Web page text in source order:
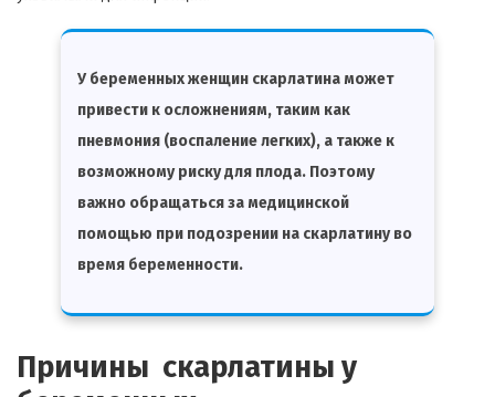
У беременных женщин скарлатина может
привести к осложнениям, таким как
пневмония (воспаление легких), а также к
возможному риску для плода. Поэтому
важно обращаться за медицинской
помощью при подозрении на скарлатину во
время беременности.
Причины скарлатины у